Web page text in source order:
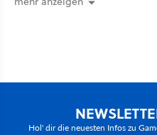
Hol' dir die neuesten Infos zu